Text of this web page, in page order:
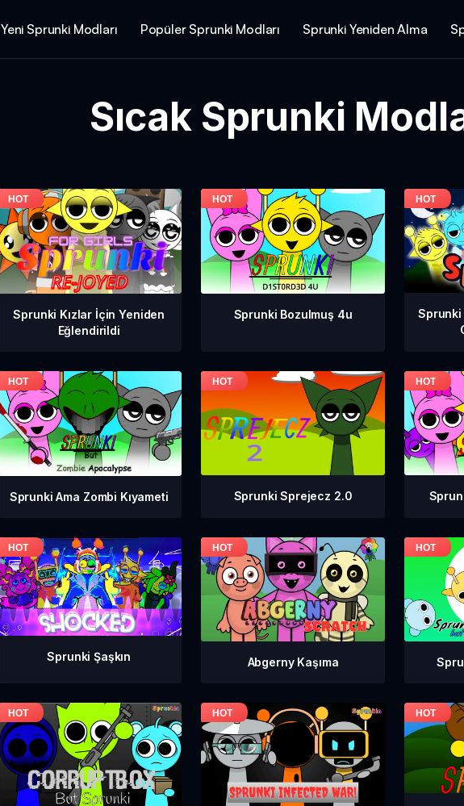
Yeni Sprunki Modları Popüler Sprunki Modları Sprunki Yeniden Alma
Sıcak Sprunki
Sprunki Kızlar İçin Yeniden
Eğlendirildi
Sprunki Bozulmuş 4u
Sprunki
Sprunki Ama Zombi Kıyameti Sprunki Sprejecz 2.0
Sprunki Şaşkın Abgerny Kaşıma